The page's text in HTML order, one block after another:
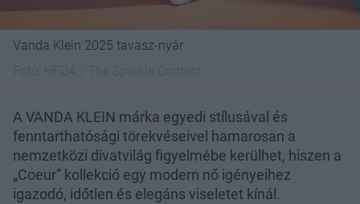
Vanda Klein 2025 tavasz-nyár
A VANDA KLEIN márka egyedi stílusával és
fenntarthatósági törekvéseivel hamarosan a
nemzetközi divatvilág figyelmébe kerülhet, hiszen a
„Coeur” kollekció egy modern nő igényeihez
igazodó, időtlen és elegáns viseletet kínál.